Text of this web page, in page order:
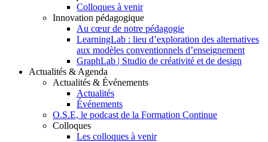
Colloques à venir
Innovation pédagogique
Au cœur de notre pédagogie
LearningLab : lieu d’exploration des alternatives
aux modèles conventionnels d’enseignement
GraphLab | Studio de créativité et de design
Actualités & Agenda
Actualités & Événements
Actualités
Événements
O.S.E, le podcast de la Formation Continue
Colloques
Les colloques à venir